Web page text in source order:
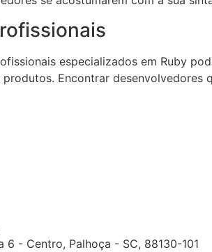
especializados em Ruby
Encontrar
6 - Centro, Palhoça - SC, 88130-101